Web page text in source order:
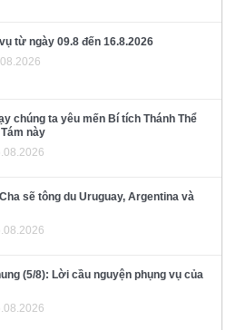
từ ngày 09.8 đến 16.8.2026
chúng ta yêu mến Bí tích Thánh Thể
này
sẽ tông du Uruguay, Argentina và
(5/8): Lời cầu nguyện phụng vụ của